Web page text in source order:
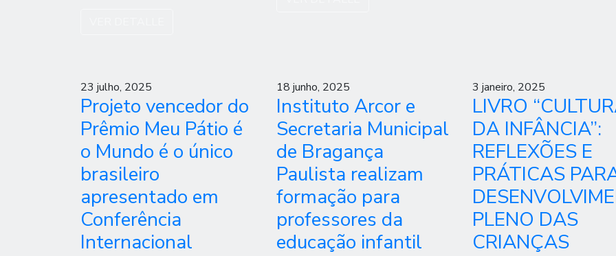
23 julho, 2025
Projeto vencedor do
Prêmio Meu Pátio é
o Mundo é o único
brasileiro
apresentado em
Conferência
Internacional
18 junho, 2025
Instituto Arcor e
Secretaria Municipal
de Bragança
Paulista realizam
formação para
professores da
educação infantil
3 janeiro, 2025
LIVRO
DA INFÂNCIA”:
REFLEXÕES E
PRÁTICAS
PLENO DAS
CRIANÇAS